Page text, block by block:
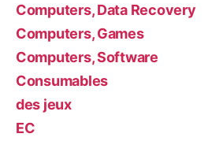
Computers, Data Recovery
Computers, Games
Computers, Software
Consumables
des jeux
EC